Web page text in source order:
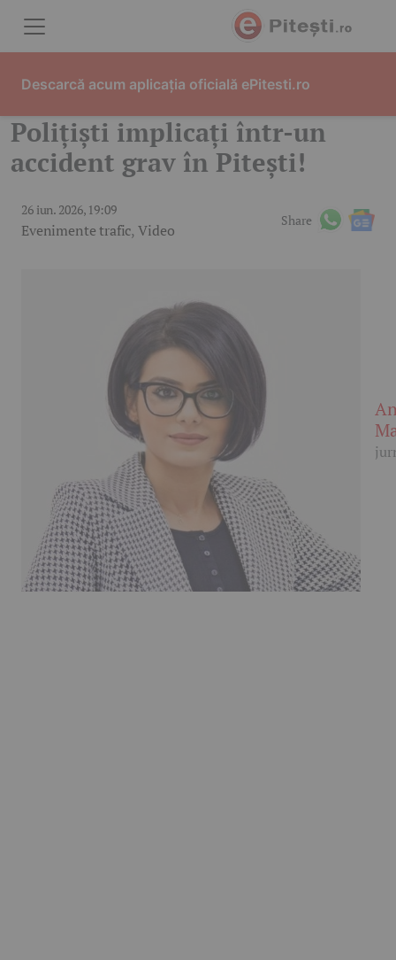
Polițiști implicați într-un
accident grav în Pitești!
26 iun. 2026, 19:09
Evenimente trafic,Video
Share
Descarcă acum aplicația oficială ePitesti.ro